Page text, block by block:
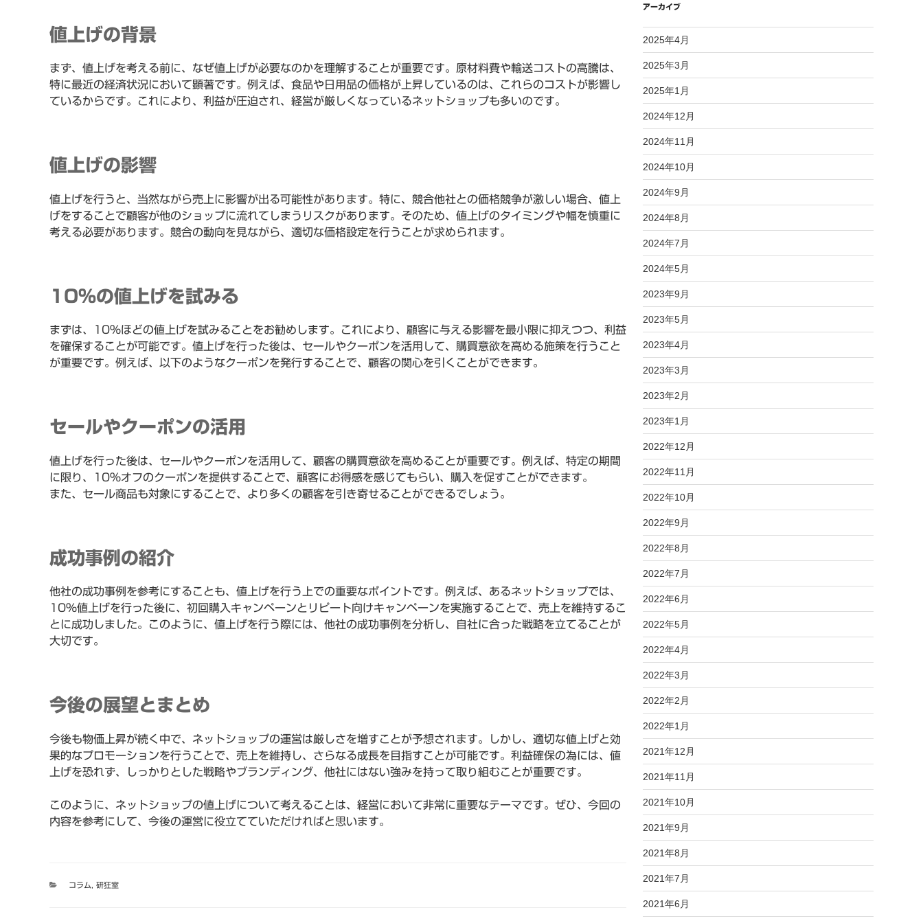
値上げの背景
まず、値上げを考える前に、なぜ値上げが必要なのかを理解することが重要です。原材料費や輸送コストの高騰は、
特に最近の経済状況において顕著です。例えば、食品や日用品の価格が上昇しているのは、これらのコストが影響し
ているからです。これにより、利益が圧迫され、経営が厳しくなっているネットショップも多いのです。
値上げの影響
値上げを行うと、当然ながら売上に影響が出る可能性があります。特に、競合他社との価格競争が激しい場合、値上
げをすることで顧客が他のショップに流れてしまうリスクがあります。そのため、値上げのタイミングや幅を慎重に
考える必要があります。競合の動向を見ながら、適切な価格設定を行うことが求められます。
10%の値上げを試みる
まずは、10%ほどの値上げを試みることをお勧めします。これにより、顧客に与える影響を最小限に抑えつつ、利益
を確保することが可能です。値上げを行った後は、セールやクーポンを活用して、購買意欲を高める施策を行うこと
が重要です。例えば、以下のようなクーポンを発行することで、顧客の関心を引くことができます。
セールやクーポンの活用
値上げを行った後は、セールやクーポンを活用して、顧客の購買意欲を高めることが重要です。例えば、特定の期間
に限り、10%オフのクーポンを提供することで、顧客にお得感を感じてもらい、購入を促すことができます。
また、セール商品も対象にすることで、より多くの顧客を引き寄せることができるでしょう。
成功事例の紹介
他社の成功事例を参考にすることも、値上げを行う上での重要なポイントです。例えば、あるネットショップでは、
10％値上げを行った後に、初回購入キャンペーンとリピート向けキャンペーンを実施することで、売上を維持するこ
とに成功しました。このように、値上げを行う際には、他社の成功事例を分析し、自社に合った戦略を立てることが
大切です。
今後の展望とまとめ
今後も物価上昇が続く中で、ネットショップの運営は厳しさを増すことが予想されます。しかし、適切な値上げと効
果的なプロモーションを行うことで、売上を維持し、さらなる成長を目指すことが可能です。利益確保の為には、値
上げを恐れず、しっかりとした戦略やブランディング、他社にはない強みを持って取り組むことが重要です。
このように、ネットショップの値上げについて考えることは、経営において非常に重要なテーマです。ぜひ、今回の
内容を参考にして、今後の運営に役立てていただければと思います。
カ
コラム 研狂室
アーカイブ
2025年4月
2025年3月
2025年1月
2024年12月
2024年11月
2024年10月
2024年9月
2024年8月
2024年7月
2024年5月
2023年9月
2023年5月
2023年4月
2023年3月
2023年2月
2023年1月
2022年12月
2022年11月
2022年10月
2022年9月
2022年8月
2022年7月
2022年6月
2022年5月
2022年4月
2022年3月
2022年2月
2022年1月
2021年12月
2021年11月
2021年10月
2021年9月
2021年8月
2021年7月
2021年6月